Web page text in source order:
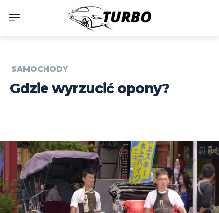
SAMOCHODY
Gdzie wyrzucić opony?